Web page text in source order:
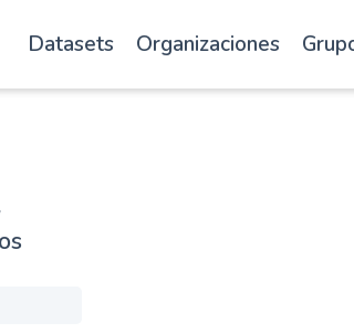
Datasets Organizaciones